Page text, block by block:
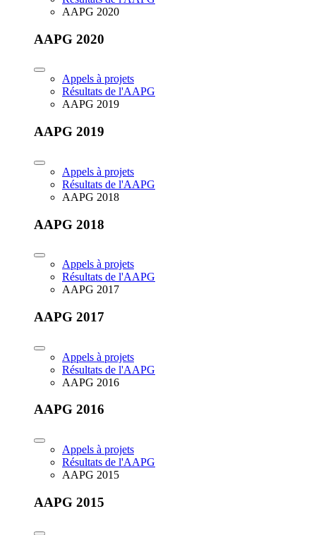
AAPG 2020
AAPG 2020
Appels à projets
Résultats de l'AAPG
AAPG 2019
AAPG 2019
Appels à projets
Résultats de l'AAPG
AAPG 2018
AAPG 2018
Appels à projets
Résultats de l'AAPG
AAPG 2017
AAPG 2017
Appels à projets
Résultats de l'AAPG
AAPG 2016
AAPG 2016
Appels à projets
Résultats de l'AAPG
AAPG 2015
AAPG 2015